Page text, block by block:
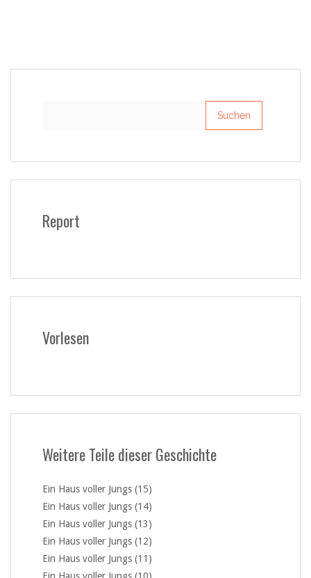
Report
Vorlesen
Weitere Teile dieser Geschichte
Ein Haus voller Jungs (15)
Ein Haus voller Jungs (14)
Ein Haus voller Jungs (13)
Ein Haus voller Jungs (12)
Ein Haus voller Jungs (11)
Ein Haus voller Jungs (10)